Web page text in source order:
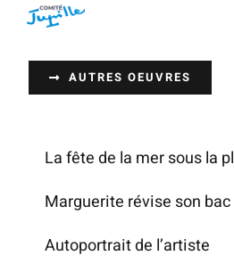
Passer
contenu
AUTRES OEUVRES
La fête de la mer sous la
Marguerite révise son bac
Autoportrait de l’artiste